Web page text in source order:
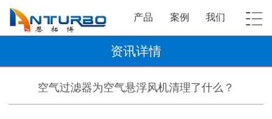
产品 案例 我们
资讯详情
空气过滤器为空气悬浮风机清理了什么？